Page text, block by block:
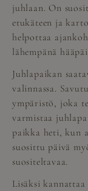
juhlaan. On
etukäteen ja
helpottaa
lähempänä
Juhlapaikan
valinnassa.
ympäristö, joka
varmistaa
paikka heti, kun
suosittu päivä
suositeltavaa.
Lisäksi